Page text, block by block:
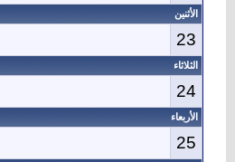
الأثنين
23
الثلاثاء
24
الأربعاء
25